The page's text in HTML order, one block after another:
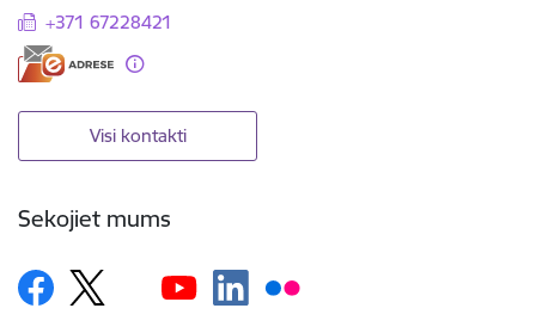
+371 67228421
Visi kontakti
Sekojiet mums